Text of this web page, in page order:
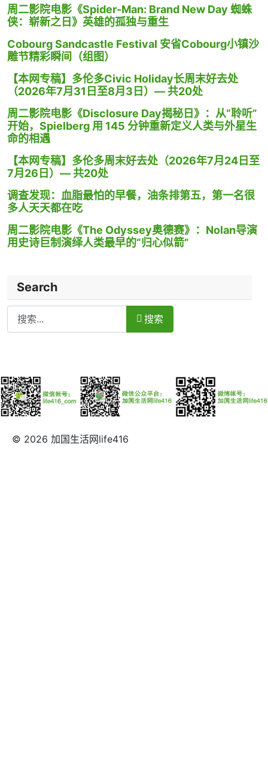
周二影院电影《Spider-Man: Brand New Day 蜘蛛
侠：崭新之日》英雄的孤独与重生
Cobourg Sandcastle Festival 安省Cobourg小镇沙
雕节精彩瞬间（组图）
【本网专稿】多伦多Civic Holiday长周末好去处
（2026年7月31日至8月3日）— 共20处
周二影院电影《Disclosure Day揭秘日》：从“聆听”
开始，Spielberg 用 145 分钟重新定义人类与外星生
命的相遇
【本网专稿】多伦多周末好去处（2026年7月24日至
7月26日）— 共20处
调查发现：血脂最怕的早餐，油条排第五，第一名很
多人天天都在吃
周二影院电影《The Odyssey奥德赛》：Nolan导演
用史诗巨制演绎人类最早的“归心似箭”
Search
Search
搜索
© 2026 加国生活网life416